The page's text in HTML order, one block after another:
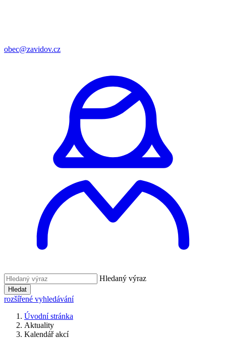
obec@zavidov.cz
Hledaný výraz
Hledat
rozšířené vyhledávání
Úvodní stránka
Aktuality
Kalendář akcí